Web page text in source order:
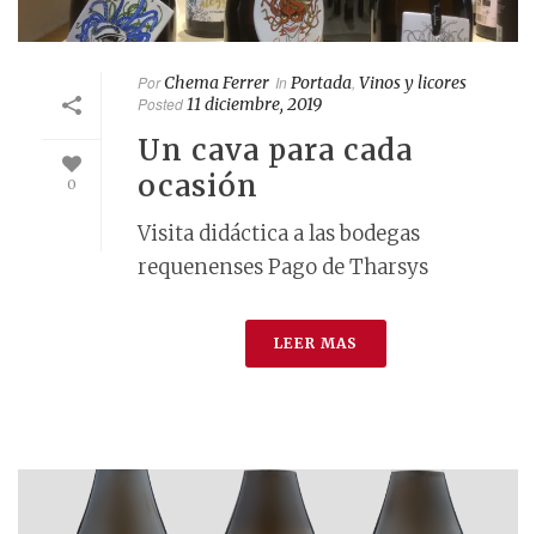
0
PorChema Ferrer In Portada Vinos y licores
Posted11 diciembre, 2019
Un cava para cada
ocasión
Visita didáctica a las bodegas
requenenses Pago de Tharsys
LEER MAS